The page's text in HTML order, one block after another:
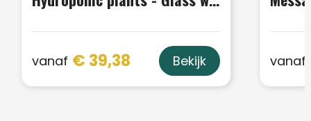
vanaf € 39,38 Bekijk vanaf